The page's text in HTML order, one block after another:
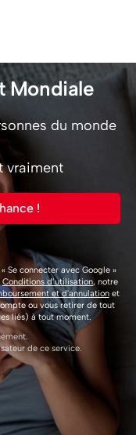
Mondiale
du monde
vraiment
!
Se connecter avec Google »
Conditions d’utilisation, notre
et d'annulationet
ou vous retirer de tout
liés) à tout moment.
de ce service.